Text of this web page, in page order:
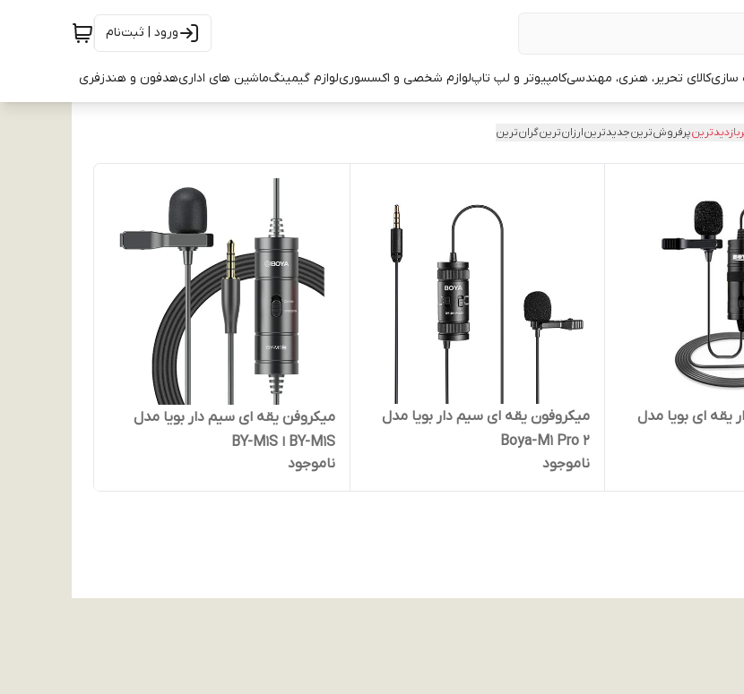
ورود | ثبت‌نام
سازیکالای تحریر، هنری، مهندسیکامپیوتر و لپ تاپلوازم شخصی و اکسسوریلوازم گیمینگماشین های اداریهدفون و هندزفری
پرفروش‌ترینجدیدترینارزان‌ترینگران‌ترین
یقه ای بویا مدل
میکروفون یقه ای سیم دار بویا مدل
Boya-M1 Pro 2
ناموجود
میکروفن یقه ای سیم دار بویا مدل
BY-M1S ا BY-M1S
ناموجود